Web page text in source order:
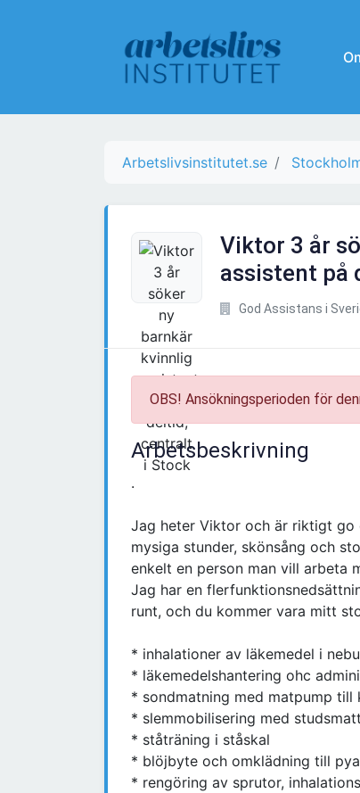
Arbetslivsinstitutet.se
Viktor 3 år
assistent på
God Assistans i
OBS! Ansökningsperioden för
Arbetsbeskrivning
.
Jag heter Viktor och är riktigt go
mysiga stunder, skönsång och
enkelt en person man vill arbeta
Jag har en
runt, och du kommer vara mitt
* inhalationer av läkemedel i
* läkemedelshantering ohc
* sondmatning med matpump till
* slemmobilisering med
* ståträning i ståskal
* blöjbyte och omklädning till
* rengöring av sprutor,